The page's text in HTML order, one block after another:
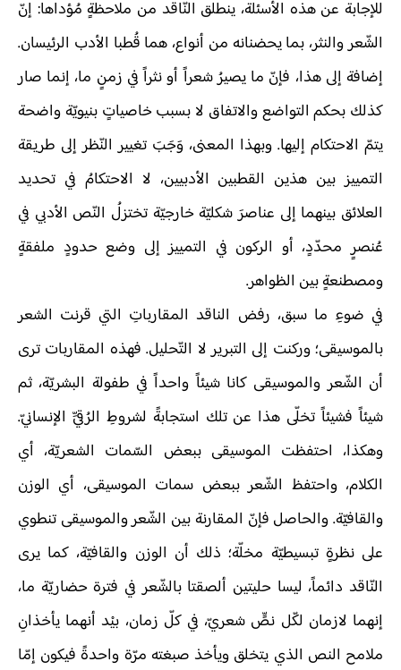
للإجابة عن هذه الأسئلة، ينطلق النّاقد من ملاحظةٍ مُؤداها: إنّ
الشّعر والنثر، بما يحضنانه من أنواع، هما قُطبا الأدب الرئيسان.
إضافة إلى هذا، فإنّ ما يصيرُ شعراً أو نثراً في زمنٍ ما، إنما صار
كذلك بحكم التواضع والاتفاق لا بسبب خاصياتٍ بنيويّة واضحة
يتمّ الاحتكام إليها. وبهذا المعنى، وَجَبَ تغيير النّظر إلى طريقة
التمييز بين هذين القطبين الأدبيين، لا الاحتكامُ في تحديد
العلائق بينهما إلى عناصرَ شكليّة خارجيّة تختزلُ النّص الأدبي في
عُنصرٍ محدّدٍ، أو الركون في التمييز إلى وضع حدودٍ ملفقةٍ
ومصطنعةٍ بين الظواهر.
في ضوءِ ما سبق، رفض الناقد المقارباتِ التي قرنت الشعر
بالموسيقى؛ وركنت إلى التبرير لا التّحليل. فهذه المقاربات ترى
أن الشّعر والموسيقى كانا شيئاً واحداً في طفولة البشريّة، ثم
شيئاً فشيئاً تخلّى هذا عن تلك استجابةً لشروطِ الرُقيِّ الإنسانيّ.
وهكذا، احتفظت الموسيقى ببعض السّمات الشعريّة، أي
الكلام، واحتفظ الشّعر ببعض سمات الموسيقى، أي الوزن
والقافيّة. والحاصل فإنّ المقارنة بين الشّعر والموسيقى تنطوي
على نظرةٍ تبسيطيّة مخلّة؛ ذلك أن الوزن والقافيّة، كما يرى
النّاقد دائماً، ليسا حليتين ألصقتا بالشّعر في فترة حضاريّة ما،
إنهما لازمان لكّل نصٍّ شعريّ، في كلّ زمان، بيْد أنهما يأخذانِ
ملامح النص الذي يتخلق ويأخذ صبغته مرّة واحدةً فيكون إمّا